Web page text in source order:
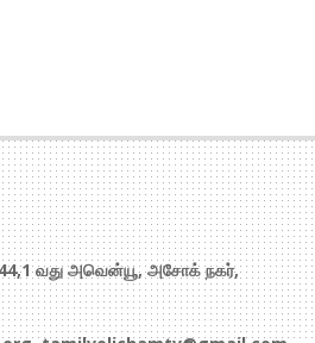
வது அவென்யூ, அசோக் நகர்,